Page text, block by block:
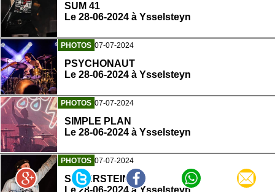
SUM 41
Le 28-06-2024 à Ysselsteyn
PHOTOS 07-07-2024
PSYCHONAUT
Le 28-06-2024 à Ysselsteyn
PHOTOS 07-07-2024
SIMPLE PLAN
Le 28-06-2024 à Ysselsteyn
PHOTOS 07-07-2024
SILVERSTEIN